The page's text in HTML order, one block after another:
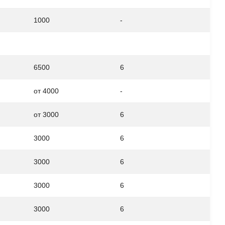
1000 -
6500 6
от 4000 -
от 3000 6
3000 6
3000 6
3000 6
3000 6